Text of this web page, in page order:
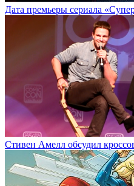
Дата премьеры сериала
Стивен Амелл обсудил